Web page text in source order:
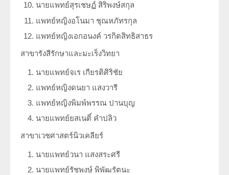
นายแพทย์สุรเชษฏ์ สิริพงษ์สกุล
แพทย์หญิงอโนมา ชุณหภัทรกุล
แพทย์หญิงเอกอนงค์ วรกิตสิทธิสาธร
สาขารังสีรักษาและมะเร็งวิทยา
นายแพทย์จเร เกียรติศิริชัย
แพทย์หญิงดนยา แสงวารี
แพทย์หญิงพิมพ์พรรณ ปานบุญ
นายแพทย์ยสเนติ์ คำปลิว
สาขาเวชศาสตร์นิวเคลียร์
นายแพทย์วนา แสงสระศรี
นายแพทย์รัชพงษ์ พิพัฒรัตนะ